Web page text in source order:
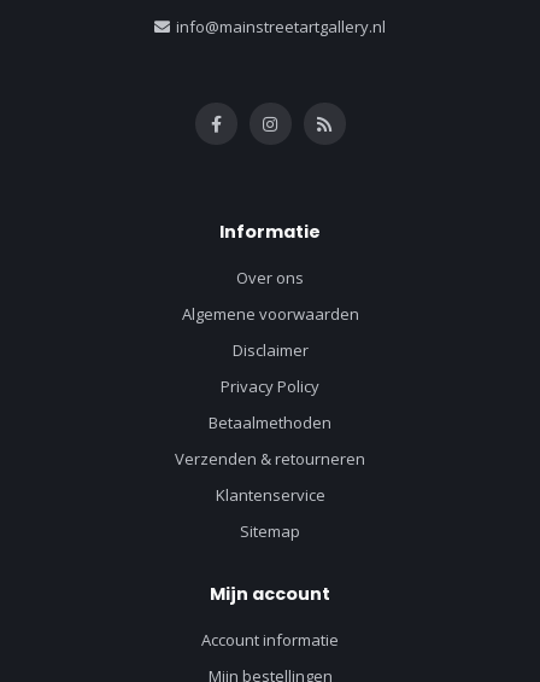
info@mainstreetartgallery.nl
Informatie
Over ons
Algemene voorwaarden
Disclaimer
Privacy Policy
Betaalmethoden
Verzenden & retourneren
Klantenservice
Sitemap
Mijn account
Account informatie
Mijn bestellingen